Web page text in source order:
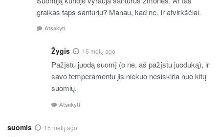
graikas taps santūriu? Manau, kad ne. Ir atvirkščiai.
Atsakyti
Žygis 15 metų ago
Pažįstu juodą suomį (o ne, aš pažįstu juoduką), ir
savo temperamentu jis niekuo nesiskiria nuo kitų
suomių.
Atsakyti
suomis 15 metų ago